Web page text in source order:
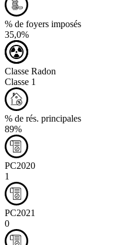
% de foyers imposés
35,0%
Classe Radon
Classe 1
% de rés. principales
89%
PC2020
1
PC2021
0